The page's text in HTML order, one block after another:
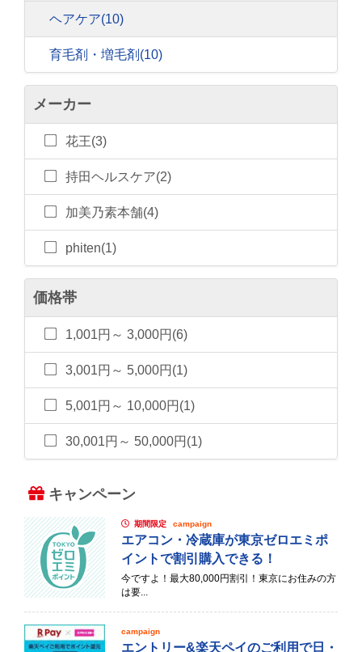
ヘアケア(10)
育毛剤・増毛剤 (10)
メーカー
花王(3)
持田ヘルスケア(2)
加美乃素本舗(4)
phiten(1)
価格帯
1,001円～ 3,000円(6)
3,001円～ 5,000円(1)
5,001円～ 10,000円(1)
30,001円～ 50,000円(1)
キャンペーン
期間限定 campaign
エアコン・冷蔵庫が東京ゼロエミポ
イントで割引購入できる！
今ですよ！最大80,000円割引！東京にお住みの方
は要...
campaign
エントリー&楽天ペイのご利用で日・